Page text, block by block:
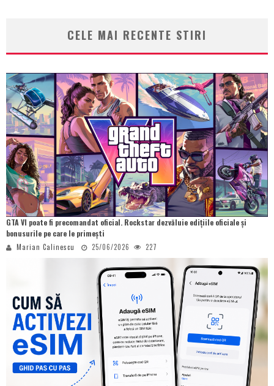
CELE MAI RECENTE STIRI
GTA VI poate fi precomandat oficial. Rockstar dezvăluie edițiile oficiale și
bonusurile pe care le primești
Marian Calinescu 25/06/2026 227